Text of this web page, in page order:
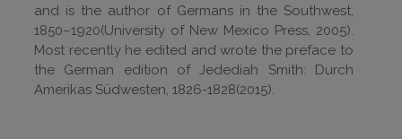
and is the author of Germans in the Southwest,
1850–1920(University of New Mexico Press, 2005).
Most recently he edited and wrote the preface to
the German edition of Jedediah Smith: Durch
Amerikas Südwesten, 1826-1828(2015).